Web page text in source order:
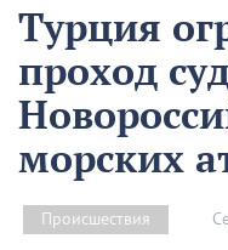
Турция
проход
морских
Происшествия